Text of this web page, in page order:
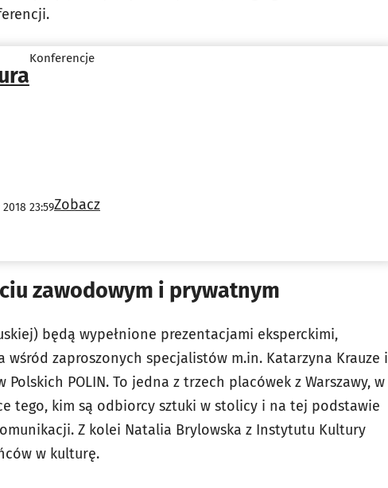
Konferencje
23:59Zobacz
zawodowym i prywatnym
będą wypełnione prezentacjami eksperckimi,
zaproszonych specjalistów m.in. Katarzyna Krauze i
POLIN. To jedna z trzech placówek z Warszawy, w
tego, kim są odbiorcy sztuki w stolicy i na tej podstawie
Z kolei Natalia Brylowska z Instytutu Kultury
w kulturę.